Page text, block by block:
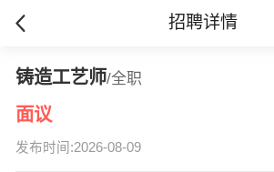
招聘详情
铸造工艺师/全职
面议
发布时间:2026-08-09